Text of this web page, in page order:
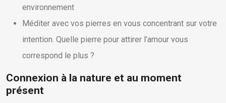
environnement
Méditer avec vos pierres en vous concentrant sur votre
intention. Quelle pierre pour attirer l’amour vous
correspond le plus ?
Connexion à la nature et au moment
présent